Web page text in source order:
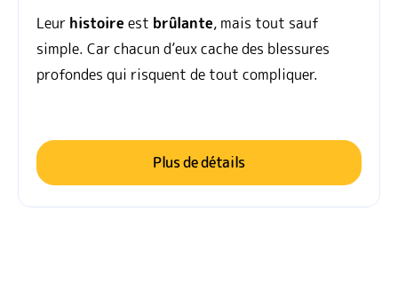
Leur histoire est brûlante, mais tout sauf
simple. Car chacun d’eux cache des blessures
profondes qui risquent de tout compliquer.
Plus de détails